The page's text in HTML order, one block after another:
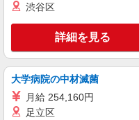
株式会社kotrio /●UT-H-2068389
≪足利市≫
サービス
時給
通費全支
渋谷区
詳細を見る
大学病院の中材滅菌
月給 254,160円
足立区